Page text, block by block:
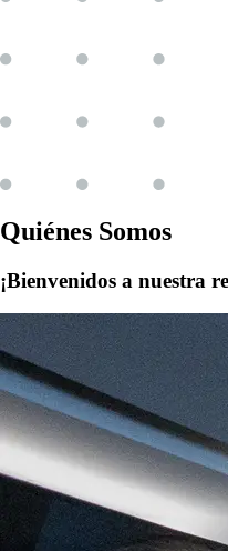
Quiénes Somos
¡Bienvenidos a nuestra